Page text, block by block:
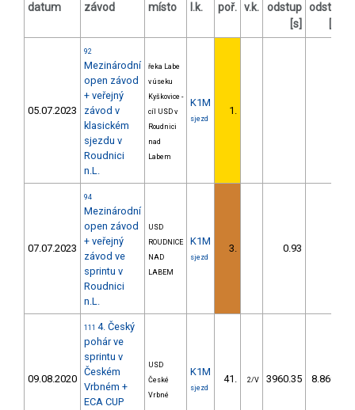
datum závod místo l.k. poř. v.k.
odstup
[s]
odstup
05.07.2023
92
Mezinárodní
open závod
+ veřejný
závod v
klasickém
sjezdu v
Roudnici
n.L.
řeka Labe
v úseku
Kyškovice -
cíl USD v
Roudnici
nad
Labem
K1M
sjezd
1.
07.07.2023
94
Mezinárodní
open závod
+ veřejný
závod ve
sprintu v
Roudnici
n.L.
USD
ROUDNICE
NAD
LABEM
K1M
sjezd
3. 0.93
09.08.2020
111 4. Český
pohár ve
sprintu v
Českém
Vrbném +
ECA CUP
USD
České
Vrbné
K1M
sjezd
41. 2/V 3960.35 8.869,8